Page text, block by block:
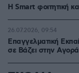
Η Smart φοιτητική
Επαγγελματική
σε Bάζει στην
26.07.2026, 09:54